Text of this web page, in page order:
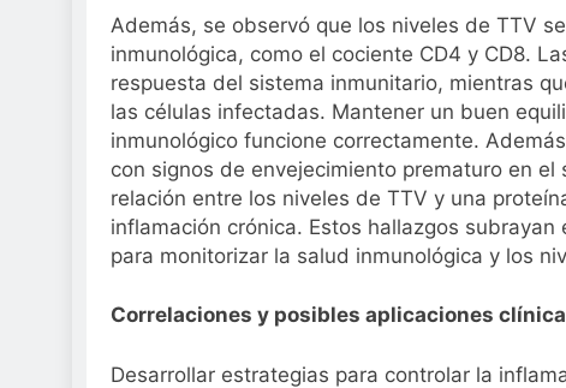
Además, se observó que los niveles de TTV
inmunológica, como el cociente CD4 y CD8.
respuesta del sistema inmunitario, mientras
las células infectadas. Mantener un buen
inmunológico funcione correctamente.
con signos de envejecimiento prematuro en
relación entre los niveles de TTV y una
inflamación crónica. Estos hallazgos
para monitorizar la salud inmunológica y los
Correlaciones y posibles aplicaciones
Desarrollar estrategias para controlar la